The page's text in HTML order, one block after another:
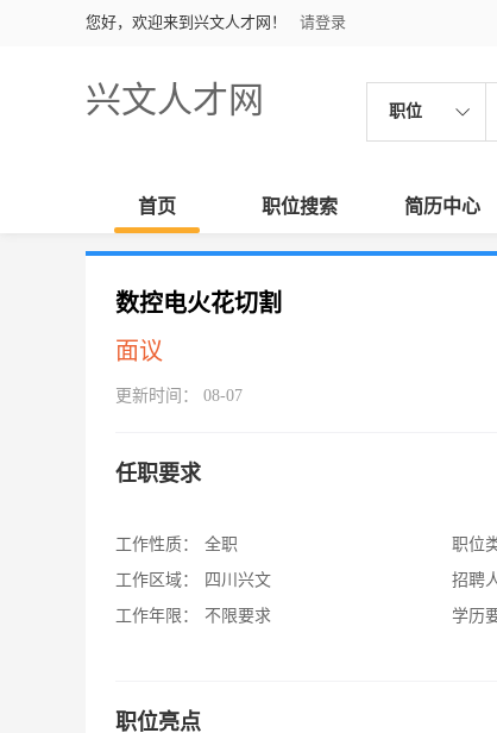
您好，欢迎来到兴文人才网！ 请登录
兴文人才网 职位
首页 职位搜索 简历中心
数控电火花切割
面议
更新时间： 08-07
任职要求
工作性质：
全职
工作区域：
四川兴文
工作年限：
不限要求
职位
招聘
学历
职位亮点